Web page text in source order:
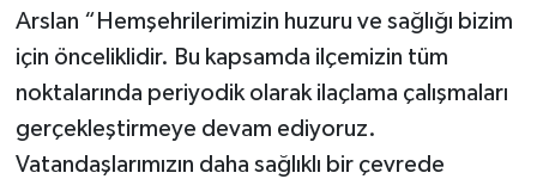
Arslan “Hemşehrilerimizin huzuru ve sağlığı bizim
için önceliklidir. Bu kapsamda ilçemizin tüm
noktalarında periyodik olarak ilaçlama çalışmaları
gerçekleştirmeye devam ediyoruz.
Vatandaşlarımızın daha sağlıklı bir çevrede